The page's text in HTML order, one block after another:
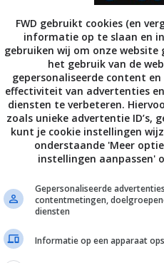
FWD gebruikt cookies (en
informatie op te slaan en
gebruiken wij om onze
het gebruik van de
gepersonaliseerde content
effectiviteit van advertenties
diensten te verbeteren.
zoals unieke advertentie ID’s,
kunt je cookie instellingen
onderstaande 'Meer
instellingen aanpassen'
Gepersonaliseerde
contentmetingen,
diensten
Informatie op een apparaat